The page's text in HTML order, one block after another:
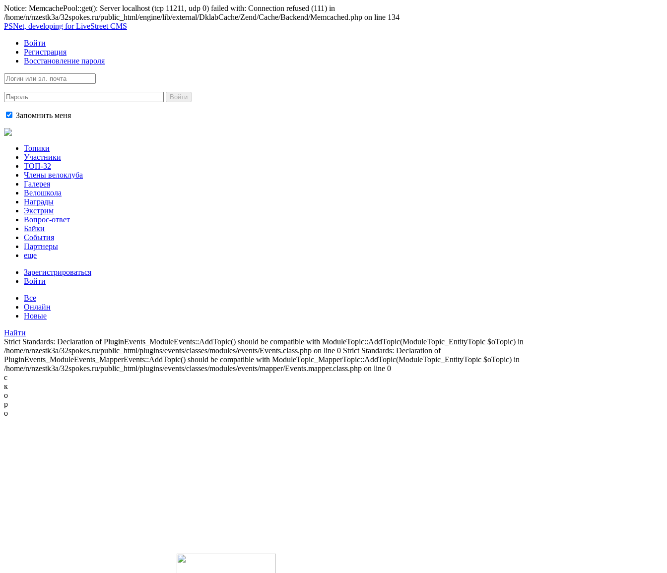
Notice: MemcachePool::get(): Server localhost (tcp 11211, udp 0) failed with: Connection refused (111) in
/home/n/nzestk3a/32spokes.ru/public_html/engine/lib/external/DklabCache/Zend/Cache/Backend/Memcached.php on line 134
PSNet, developing for LiveStreet CMS
Войти
Регистрация
Восстановление пароля
Войти
Запомнить меня
Топики
Участники
ТОП-32
Члены велоклуба
Галерея
Велошкола
Награды
Экстрим
Вопрос-ответ
Байки
События
Партнеры
еще
Зарегистрироваться
Войти
Все
Онлайн
Новые
Найти
Strict Standards: Declaration of PluginEvents_ModuleEvents::AddTopic() should be compatible with ModuleTopic::AddTopic(ModuleTopic_EntityTopic $oTopic) in
/home/n/nzestk3a/32spokes.ru/public_html/plugins/events/classes/modules/events/Events.class.php on line 0 Strict Standards: Declaration of
PluginEvents_ModuleEvents_MapperEvents::AddTopic() should be compatible with ModuleTopic_MapperTopic::AddTopic(ModuleTopic_EntityTopic $oTopic) in
/home/n/nzestk3a/32spokes.ru/public_html/plugins/events/classes/modules/events/mapper/Events.mapper.class.php on line 0
с
к
о
р
о